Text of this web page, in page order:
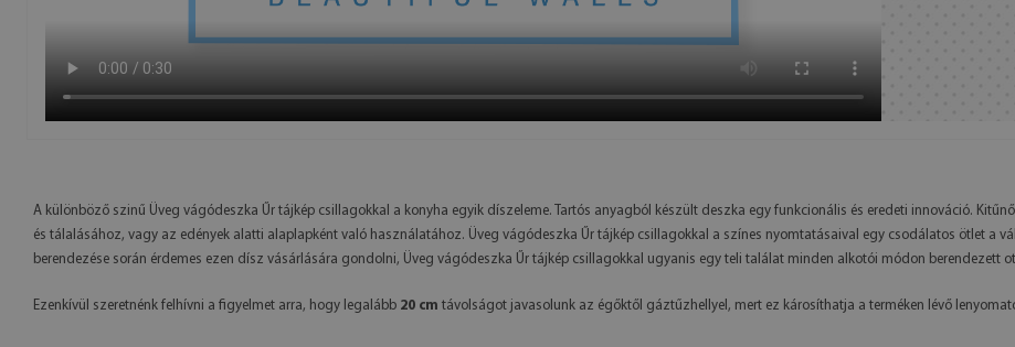
A különböző szinű Üveg vágódeszka Űr tájkép csillagokkal a konyha egyik díszeleme. Tartós anyagból készült deszka egy funkcionális és eredeti innováció.
és tálalásához, vagy az edények alatti alaplapként való használatához. Üveg vágódeszka Űr tájkép csillagokkal a színes nyomtatásaival egy csodálatos ötlet a
berendezése során érdemes ezen dísz vásárlására gondolni, Üveg vágódeszka Űr tájkép csillagokkal ugyanis egy teli találat minden alkotói módon berendezett
Ezenkívül szeretnénk felhívni a figyelmet arra, hogy legalább 20 cm távolságot javasolunk az égőktől gáztűzhellyel, mert ez károsíthatja a terméken lévő